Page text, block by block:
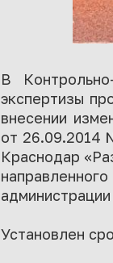
В
экспертизы
внесении
от 26.09.2014
Краснодар
Установлен